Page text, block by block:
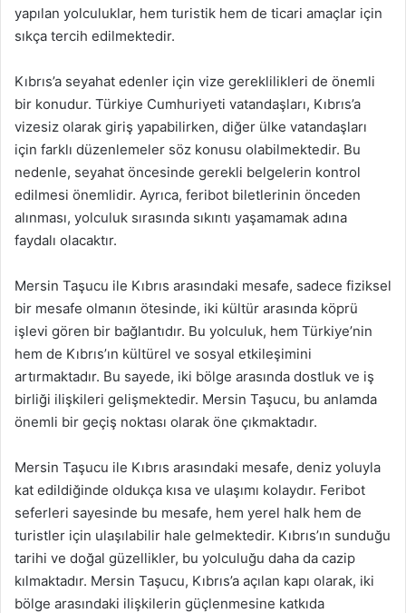
yapılan yolculuklar, hem turistik hem de ticari amaçlar için
sıkça tercih edilmektedir.
Kıbrıs’a seyahat edenler için vize gereklilikleri de önemli
bir konudur. Türkiye Cumhuriyeti vatandaşları, Kıbrıs’a
vizesiz olarak giriş yapabilirken, diğer ülke vatandaşları
için farklı düzenlemeler söz konusu olabilmektedir. Bu
nedenle, seyahat öncesinde gerekli belgelerin kontrol
edilmesi önemlidir. Ayrıca, feribot biletlerinin önceden
alınması, yolculuk sırasında sıkıntı yaşamamak adına
faydalı olacaktır.
Mersin Taşucu ile Kıbrıs arasındaki mesafe, sadece fiziksel
bir mesafe olmanın ötesinde, iki kültür arasında köprü
işlevi gören bir bağlantıdır. Bu yolculuk, hem Türkiye’nin
hem de Kıbrıs’ın kültürel ve sosyal etkileşimini
artırmaktadır. Bu sayede, iki bölge arasında dostluk ve iş
birliği ilişkileri gelişmektedir. Mersin Taşucu, bu anlamda
önemli bir geçiş noktası olarak öne çıkmaktadır.
Mersin Taşucu ile Kıbrıs arasındaki mesafe, deniz yoluyla
kat edildiğinde oldukça kısa ve ulaşımı kolaydır. Feribot
seferleri sayesinde bu mesafe, hem yerel halk hem de
turistler için ulaşılabilir hale gelmektedir. Kıbrıs’ın sunduğu
tarihi ve doğal güzellikler, bu yolculuğu daha da cazip
kılmaktadır. Mersin Taşucu, Kıbrıs’a açılan kapı olarak, iki
bölge arasındaki ilişkilerin güçlenmesine katkıda